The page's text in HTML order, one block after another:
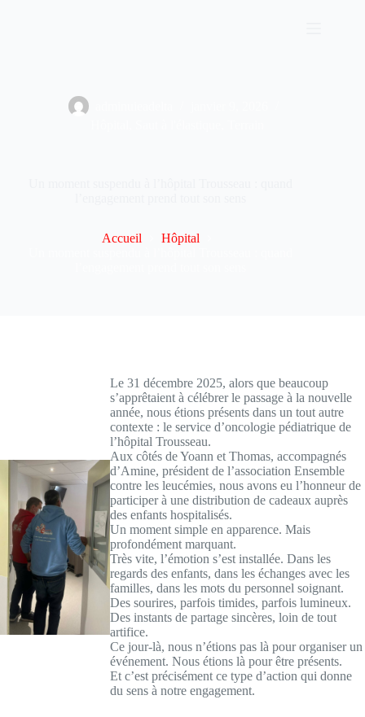
Accueil
Hôpital
Le 31 décembre 2025, alors que beaucoup
s’apprêtaient à célébrer le passage à la nouvelle
année, nous étions présents dans un tout autre
contexte : le service d’oncologie pédiatrique de
l’hôpital Trousseau.
Aux côtés de Yoann et Thomas, accompagnés
d’Amine, président de l’association Ensemble
contre les leucémies, nous avons eu l’honneur de
participer à une distribution de cadeaux auprès
des enfants hospitalisés.
Un moment simple en apparence. Mais
profondément marquant.
Très vite, l’émotion s’est installée. Dans les
regards des enfants, dans les échanges avec les
familles, dans les mots du personnel soignant.
Des sourires, parfois timides, parfois lumineux.
Des instants de partage sincères, loin de tout
artifice.
Ce jour-là, nous n’étions pas là pour organiser un
événement. Nous étions là pour être présents.
Et c’est précisément ce type d’action qui donne
du sens à notre engagement.